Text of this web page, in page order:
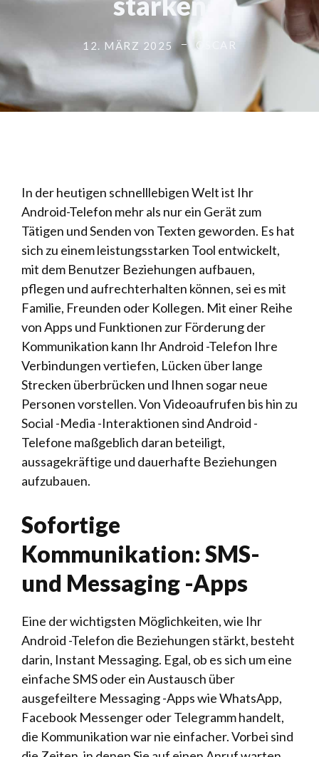
12. MÄRZ 2025 OSCAR
In der heutigen schnelllebigen Welt ist Ihr
Android-Telefon mehr als nur ein Gerät zum
Tätigen und Senden von Texten geworden. Es hat
sich zu einem leistungsstarken Tool entwickelt,
mit dem Benutzer Beziehungen aufbauen,
pflegen und aufrechterhalten können, sei es mit
Familie, Freunden oder Kollegen. Mit einer Reihe
von Apps und Funktionen zur Förderung der
Kommunikation kann Ihr Android -Telefon Ihre
Verbindungen vertiefen, Lücken über lange
Strecken überbrücken und Ihnen sogar neue
Personen vorstellen. Von Videoaufrufen bis hin zu
Social -Media -Interaktionen sind Android -
Telefone maßgeblich daran beteiligt,
aussagekräftige und dauerhafte Beziehungen
aufzubauen.
Sofortige
Kommunikation: SMS-
und Messaging -Apps
Eine der wichtigsten Möglichkeiten, wie Ihr
Android -Telefon die Beziehungen stärkt, besteht
darin, Instant Messaging. Egal, ob es sich um eine
einfache SMS oder ein Austausch über
ausgefeiltere Messaging -Apps wie WhatsApp,
Facebook Messenger oder Telegramm handelt,
die Kommunikation war nie einfacher. Vorbei sind